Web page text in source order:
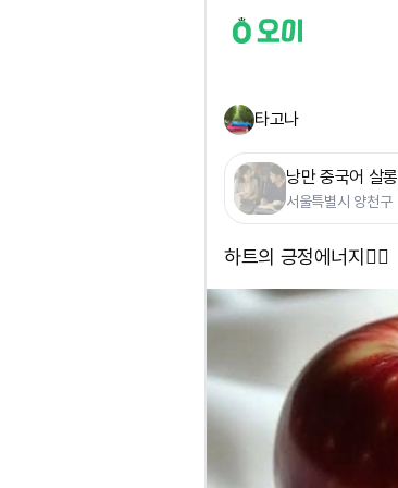
타고나
낭만 중국어 살롱
서울특별시 양천구
하트의 긍정에너지❤️‍🔥